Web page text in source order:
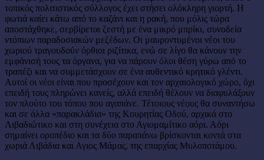
τοπικός πολιτιστικός σύλλογος έχει στήσει ολόκληρη γιορτή. Η
φωτιά καίει κάτω από το καζάνι και η ρακή, που μόλις τώρα
αποστάχθηκε, σερβίρεται ζεστή με ένα μικρό μπρίκι, συνοδεία
ντόπιων παραδοσιακών μεζέδων. Οι μαυροντυμένοι νέοι του
χωριού τραγουδούν όρθιοι ριζίτικα, ενώ σε λίγο θα κάνουν την
εμφάνισή τους τα όργανα, για να πάρουν όλοι θέση γύρω από το
τραπέζι και να συμμετάσχουν σε ένα αυθεντικό κρητικό γλέντι.
Αυτοί οι νέοι είναι που προσέχουν και τον αρχαιολογικό χώρο, όχι
επειδή τους πληρώνει κανείς, αλλά επειδή θέλουν να διαφυλάξουν
τον πλούτο του τόπου που αγαπάνε. Τέτοιους νέους θα συναντήσω
και σε άλλα «παρακλάδια» της Κουρητίας Οδού, αρχικά στο
Λιβαδιώτικο και στη συνέχεια στο Αγιομαμίτικο αόρι. Αόρι
σημαίνει οροπέδιο και τα δύο παραπάνω βρίσκονται κοντά στα
χωριά Λιβάδια και Αγιος Μάμας, της επαρχίας Μυλοποτάμου.